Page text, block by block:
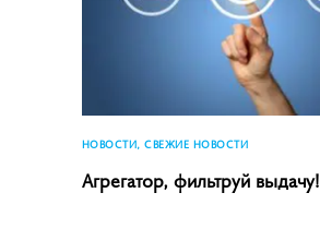
НОВОСТИ, СВЕЖИЕ НОВОСТИ
Агрегатор, фильтруй выдачу!